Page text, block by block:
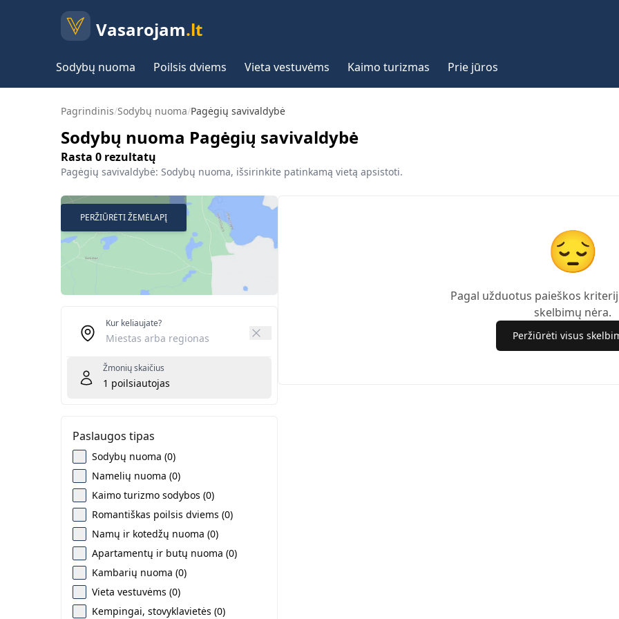
Vasarojam.lt
Sodybų nuoma Poilsis dviems Vieta vestuvėms Kaimo turizmas Prie jūros
Pagrindinis/Sodybų nuoma/Pagėgių savivaldybė
Sodybų nuoma Pagėgių savivaldybė
Rasta 0 rezultatų
Pagėgių savivaldybė: Sodybų nuoma, išsirinkite patinkamą vietą apsistoti.
PERŽIŪRĖTI ŽEMĖLAPĮ
Kur keliaujate?
Žmonių skaičius
1 poilsiautojas
Paslaugos tipas
Sodybų nuoma (0)
Namelių nuoma (0)
Kaimo turizmo sodybos (0)
Romantiškas poilsis dviems (0)
Namų ir kotedžų nuoma (0)
Apartamentų ir butų nuoma (0)
Kambarių nuoma (0)
Vieta vestuvėms (0)
Kempingai, stovyklavietės (0)
😔
Pagal užduotus paieškos
skelbimų nėra.
Peržiūrėti visus